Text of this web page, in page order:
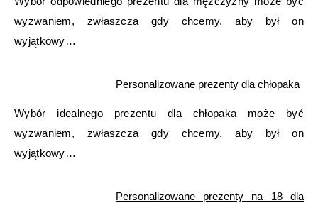
wyzwaniem, zwłaszcza gdy chcemy, aby był on
wyjątkowy…
Personalizowane prezenty dla chłopaka
Wybór idealnego prezentu dla chłopaka może być
wyzwaniem, zwłaszcza gdy chcemy, aby był on
wyjątkowy…
Personalizowane prezenty na 18 dla